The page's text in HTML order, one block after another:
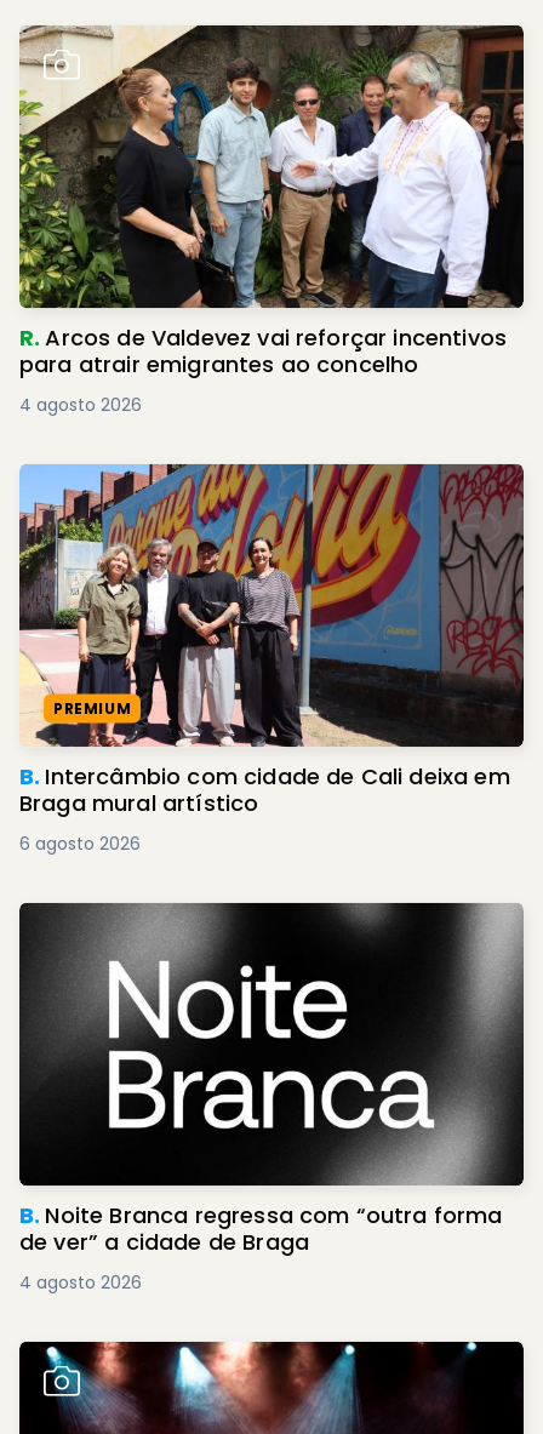
R.Arcos de Valdevez vai reforçar incentivos
para atrair emigrantes ao concelho
4 agosto 2026
PREMIUM
B. Intercâmbio com cidade de Cali deixa em
Braga mural artístico
6 agosto 2026
B. Noite Branca regressa com “outra forma
de ver” a cidade de Braga
4 agosto 2026